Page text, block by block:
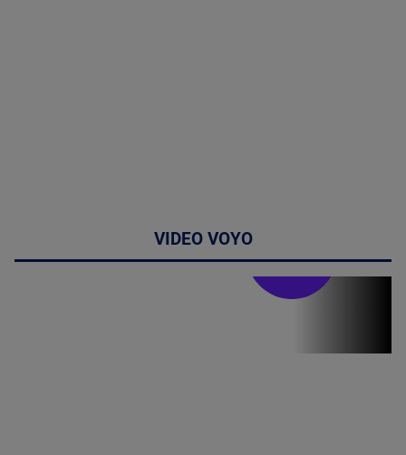
VIDEO VOYO